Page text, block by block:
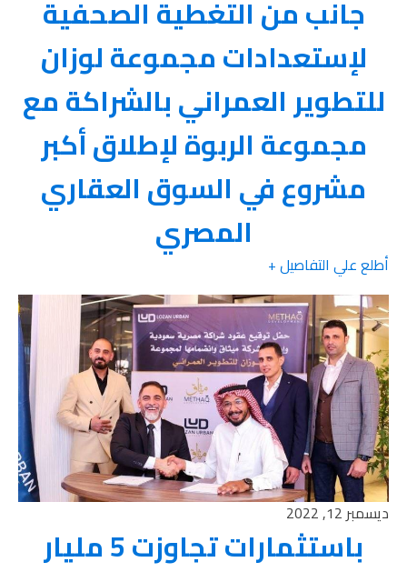
جانب من التغطية الصحفية
لإستعدادات مجموعة لوزان
للتطوير العمراني بالشراكة مع
مجموعة الربوة لإطلاق أكبر
مشروع في السوق العقاري
المصري
أطلع علي التفاصيل +
ديسمبر 12, 2022
باستثمارات تجاوزت 5 مليار